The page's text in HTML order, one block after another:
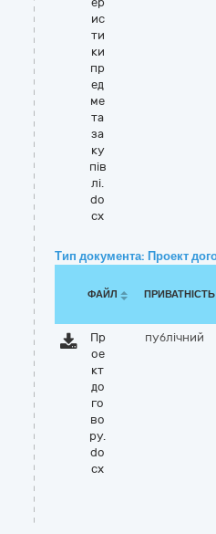
ис
ти
ки
пр
ед
ме
та
за
ку
пів
лі.
do
cx
Тип документа: Проект
ФАЙЛ ПРИВАТНІСТЬ
Пр
ое
кт
до
го
во
ру.
do
cx
публічний